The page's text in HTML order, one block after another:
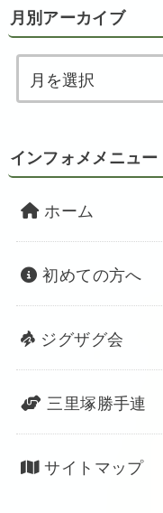
月別アーカイブ
インフォメメニュー
ホーム
初めての方へ
ジグザグ会
三里塚勝手連
サイトマップ